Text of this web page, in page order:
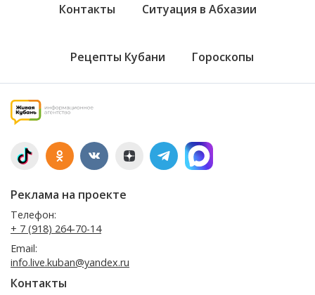
Контакты Ситуация в Абхазии
Рецепты Кубани Гороскопы
Реклама на проекте
Телефон:
+ 7 (918) 264-70-14
Email:
info.live.kuban@yandex.ru
Контакты